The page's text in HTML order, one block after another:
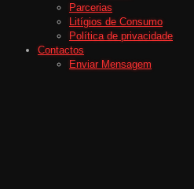
Parcerias
Litígios de Consumo
Política de privacidade
Contactos
Enviar Mensagem